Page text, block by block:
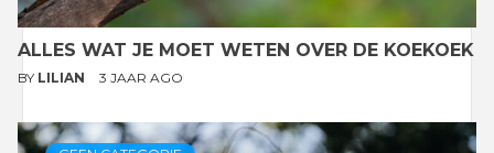
ALLES WAT JE MOET WETEN OVER DE KOEKOEK
BY LILIAN 3 JAAR AGO